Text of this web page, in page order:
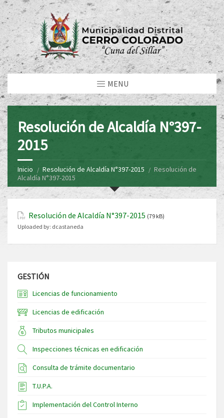
MENU
Resolución de Alcaldía N°397-
2015
Inicio Resolución de Alcaldía N°397-2015
Resolución de
Alcaldía N°397-2015
Resolución de Alcaldía N°397-2015 (79 kB)
Uploaded by: dcastaneda
GESTIÓN
Licencias de funcionamiento
Licencias de edificación
Tributos municipales
Inspecciones técnicas en edificación
Consulta de trámite documentario
T.U.P.A.
Implementación del Control Interno